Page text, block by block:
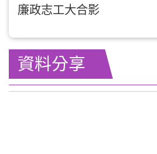
廉政志工大合影
資料分享